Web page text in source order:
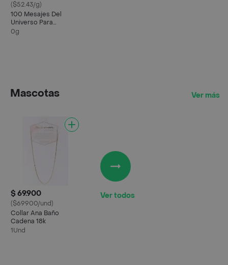
($52.43/g)
100 Mesajes Del
Universo Para
Despertar Tu Amor
0g
Mascotas Ver más
$ 69.900
($69900/und)
Collar Ana Baño
Cadena 18k
1Und
Ver todos